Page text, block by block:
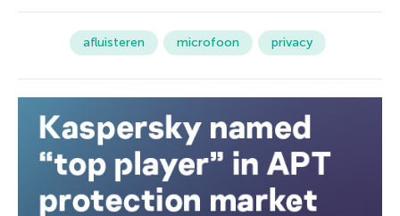
afluisteren microfoon privacy